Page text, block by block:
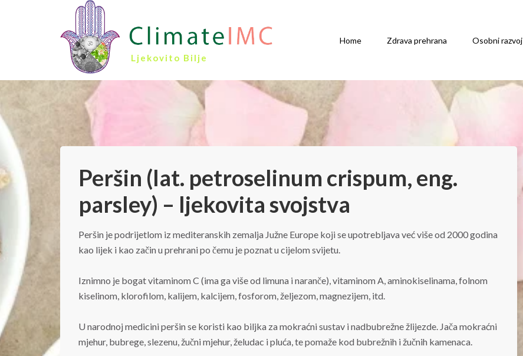
Ljekovito Bilje
Home Zdrava prehrana Osobni razvoj
Peršin (lat. petroselinum crispum, eng.
parsley) – ljekovita svojstva
Peršin je podrijetlom iz mediteranskih zemalja Južne Europe koji se upotrebljava već više od 2000 godina
kao lijek i kao začin u prehrani po čemu je poznat u cijelom svijetu.
Iznimno je bogat vitaminom C (ima ga više od limuna i naranče), vitaminom A, aminokiselinama, folnom
kiselinom, klorofilom, kalijem, kalcijem, fosforom, željezom, magnezijem, itd.
U narodnoj medicini peršin se koristi kao biljka za mokraćni sustav i nadbubrežne žlijezde. Jača mokraćni
mjehur, bubrege, slezenu, žučni mjehur, želudac i pluća, te pomaže kod bubrežnih i žučnih kamenaca.